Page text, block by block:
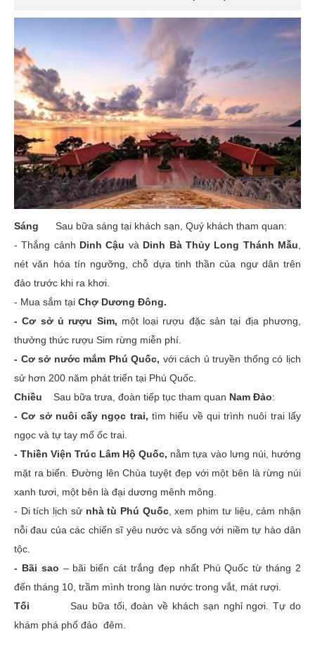
Sáng Sau bữa sáng tại khách sạn, Quý khách tham quan:
- Thắng cảnh Dinh Cậu và Dinh Bà Thủy Long Thánh Mẫu,
nét văn hóa tín ngưỡng, chỗ dựa tinh thần của ngư dân trên
đảo trước khi ra khơi.
- Mua sắm tại Chợ Dương Đông.
- Cơ sở ủ rượu Sim, một loại rượu đặc sản tại địa phương,
thưởng thức rượu Sim rừng miễn phí.
- Cơ sở nước mắm Phú Quốc, với cách ủ truyền thống có lịch
sử hơn 200 năm phát triển tại Phú Quốc.
Chiều Sau bữa trưa, đoàn tiếp tục tham quan Nam Đảo:
- Cơ sở nuôi cấy ngọc trai, tìm hiểu về qui trình nuôi trai lấy
ngọc và tự tay mổ ốc trai.
- Thiền Viện Trúc Lâm Hộ Quốc, nằm tựa vào lưng núi, hướng
mặt ra biển. Đường lên Chùa tuyệt đẹp với một bên là rừng núi
xanh tươi, một bên là đại dương mênh mông.
- Di tích lịch sử nhà tù Phú Quốc, xem phim tư liệu, cảm nhận
nỗi đau của các chiến sĩ yêu nước và sống với niềm tự hào dân
tộc.
- Bãi sao – bãi biển cát trắng đẹp nhất Phú Quốc từ tháng 2
đến tháng 10, trầm mình trong làn nước trong vắt, mát rượi.
Tối
Sau bữa tối, đoàn về khách sạn nghỉ ngơi. Tự do
khám phá phố đảo đêm.